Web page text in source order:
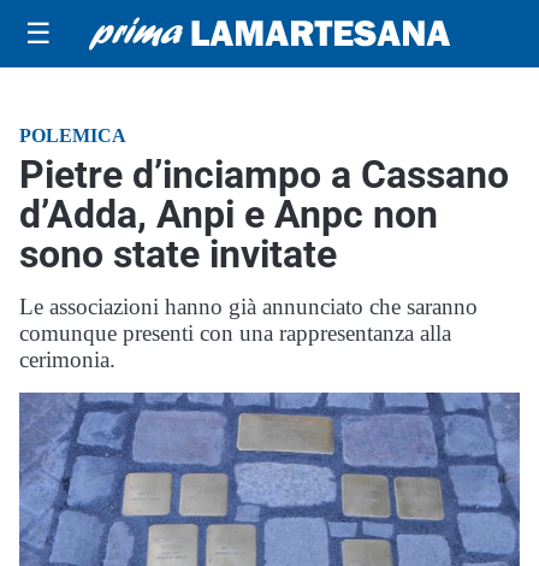
☰
POLEMICA
Pietre d’inciampo a Cassano
d’Adda, Anpi e Anpc non
sono state invitate
Le associazioni hanno già annunciato che saranno
comunque presenti con una rappresentanza alla
cerimonia.